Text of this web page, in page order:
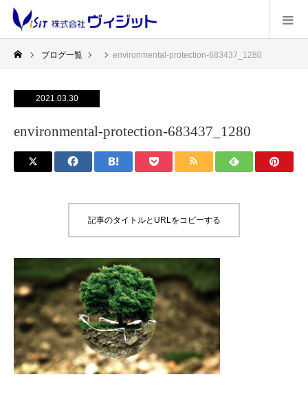
ブログ一覧 environmental-protection-683437_1280
2021.03.30
environmental-protection-683437_1280
記事のタイトルとURLをコピーする